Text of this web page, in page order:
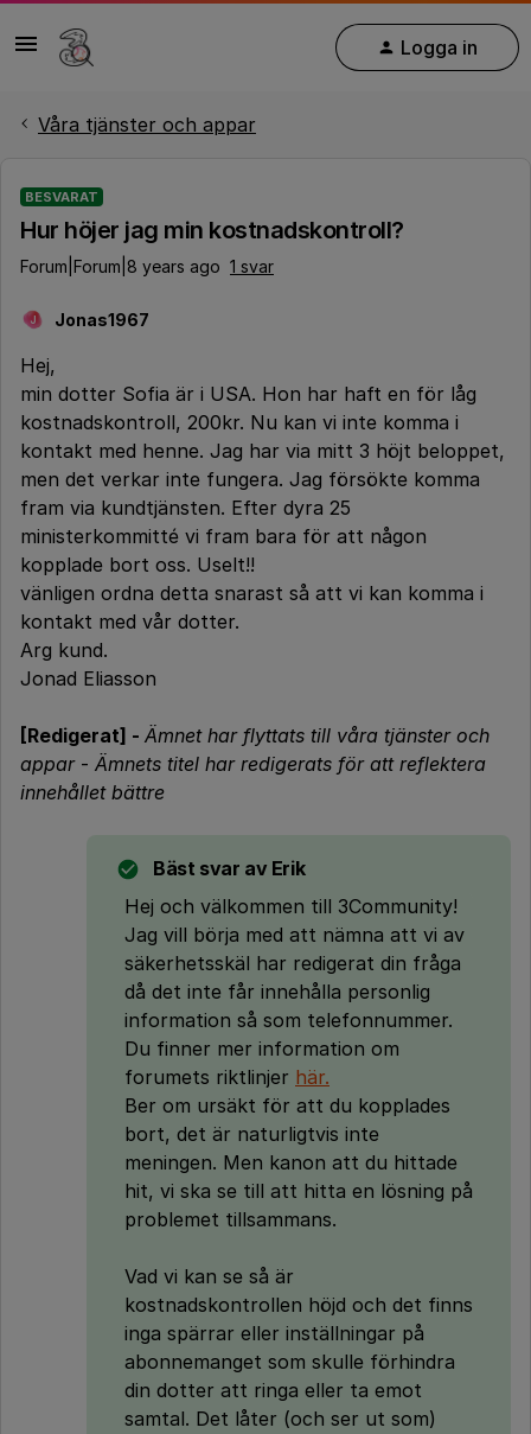
Logga in
Våra tjänster och appar
BESVARAT
Hur höjer jag min kostnadskontroll?
Forum|Forum|8 years ago 1 svar
J Jonas1967
Hej,
min dotter Sofia är i USA. Hon har haft en för låg
kostnadskontroll, 200kr. Nu kan vi inte komma i
kontakt med henne. Jag har via mitt 3 höjt beloppet,
men det verkar inte fungera. Jag försökte komma
fram via kundtjänsten. Efter dyra 25
ministerkommitté vi fram bara för att någon
kopplade bort oss. Uselt!!
vänligen ordna detta snarast så att vi kan komma i
kontakt med vår dotter.
Arg kund.
Jonad Eliasson
[Redigerat] - Ämnet har flyttats till våra tjänster och
appar- Ämnets titel har redigerats för att reflektera
innehållet bättre
Bäst svar av Erik
Hej och välkommen till 3Community!
Jag vill börja med att nämna att vi av
säkerhetsskäl har redigerat din fråga
då det inte får innehålla personlig
information så som telefonnummer.
Du finner mer information om
forumets riktlinjer här.
Ber om ursäkt för att du kopplades
bort, det är naturligtvis inte
meningen. Men kanon att du hittade
hit, vi ska se till att hitta en lösning på
problemet tillsammans.
Vad vi kan se så är
kostnadskontrollen höjd och det finns
inga spärrar eller inställningar på
abonnemanget som skulle förhindra
din dotter att ringa eller ta emot
samtal. Det låter (och ser ut som)